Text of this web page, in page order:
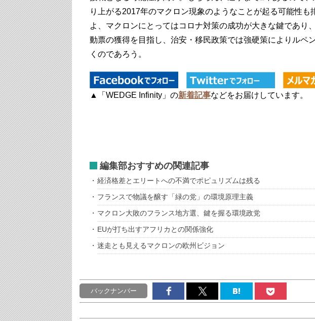
り上がる2017年のマクロン現象のようなことが起る可能性も
よ、マクロンにとってはコロナ対策の成功が大きな鍵であり
動票の獲得を目指し、治安・移民政策では強硬策によりルペ
くのであろう。
▲「WEDGE Infinity」の新着記事などをお届けしています。
編集部おすすめの関連記事
経済格差とエリートへの不満でポピュリズムは残る
フランスで物議を醸す「緑の党」の環境原理主義
マクロン大敗のフランス地方選、鍵を握る環境政党
EUが打ち出すアフリカとの関係強化
迷走とも見えるマクロンの欧州ビジョン
バックナンバー